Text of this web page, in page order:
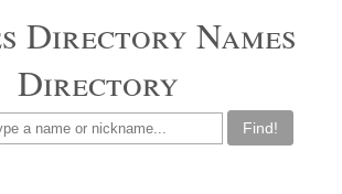
Names
Directory
Find!